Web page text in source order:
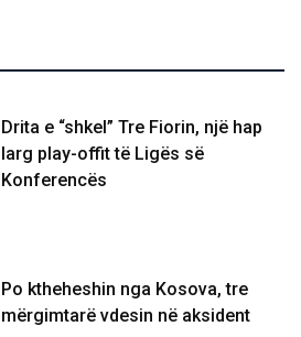
Drita e “shkel” Tre Fiorin, një hap
larg play-offit të Ligës së
Konferencës
Po ktheheshin nga Kosova, tre
mërgimtarë vdesin në aksident